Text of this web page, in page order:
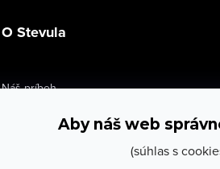
Aby náš web
(súhlas s
O Stevula
Náš príbeh
Kontaktné údaje